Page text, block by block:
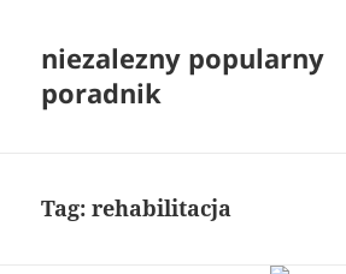
niezalezny popularny
poradnik
Tag:rehabilitacja